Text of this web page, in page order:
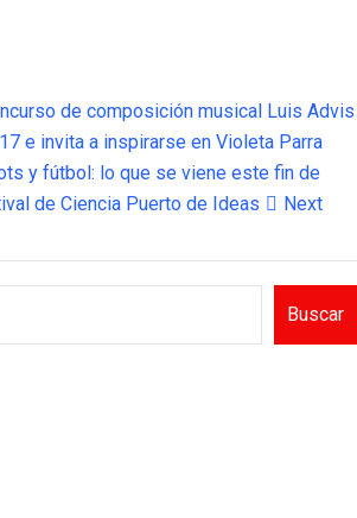
de composición musical Luis Advis
e invita a inspirarse en Violeta Parra
y fútbol: lo que se viene este fin de
de Ciencia Puerto de Ideas
Next
Buscar